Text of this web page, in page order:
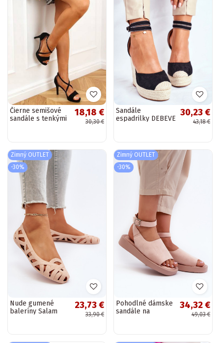
Čierne semišové
sandále s tenkými
18,18 €
30,30 €
Sandále
espadrilky DEBEVE
30,23 €
43,18 €
Zimný OUTLET
-30%
Nude gumené
baleríny Salam
23,73 €
33,90 €
Zimný OUTLET
-30%
Pohodlné dámske
sandále na
34,32 €
49,03 €